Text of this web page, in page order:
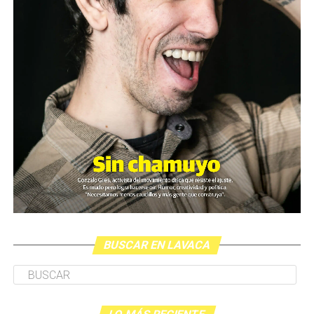
analizar lo político y lo geopolítico que surge de
aquellos hechos.
-La figura de Abarca, el ex-alcalde de Iguala, me
parece muy llamativa porque condensa la fusión y
confusión de poder político, económico y criminal
que a tu juicio está devastando el país. ¿Podrías
hablarme de esa figura y de esa conexión y
entrelazamiento entre esos distintos poderes en
México?
-La figura de tal individuo, su esposa y la trama de
corrupción que de él se ostenta, entrega otro
sino de procedimientos perversos de ejercer la
política. Por ejemplo, emplear a criminales en tareas
policiales, obtener el apoyo de fuerzas políticas,
BUSCAR EN LAVACA